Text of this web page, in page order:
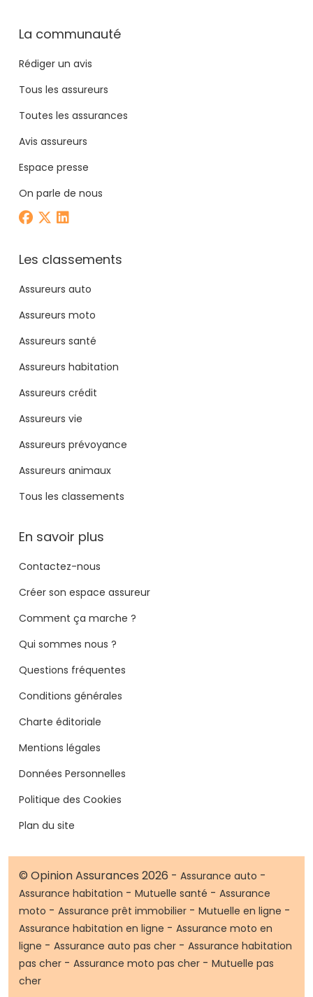
La communauté
Rédiger un avis
Tous les assureurs
Toutes les assurances
Avis assureurs
Espace presse
On parle de nous
Les classements
Assureurs auto
Assureurs moto
Assureurs santé
Assureurs habitation
Assureurs crédit
Assureurs vie
Assureurs prévoyance
Assureurs animaux
Tous les classements
En savoir plus
Contactez-nous
Créer son espace assureur
Comment ça marche ?
Qui sommes nous ?
Questions fréquentes
Conditions générales
Charte éditoriale
Mentions légales
Données Personnelles
Politique des Cookies
Plan du site
© Opinion Assurances 2026 - Assurance auto -
Assurance habitation - Mutuelle santé - Assurance
moto - Assurance prêt immobilier - Mutuelle en ligne -
Assurance habitation en ligne - Assurance moto en
ligne - Assurance auto pas cher - Assurance habitation
pas cher - Assurance moto pas cher - Mutuelle pas
cher